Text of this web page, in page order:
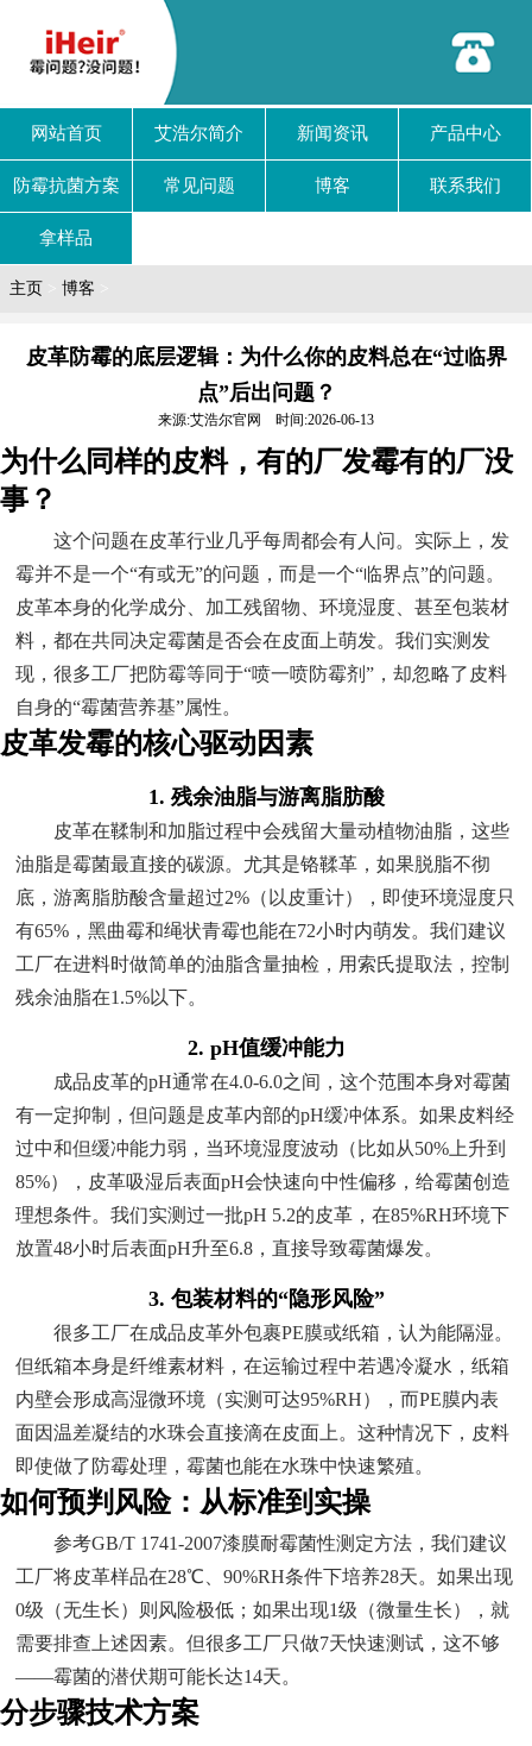
网站首页 艾浩尔简介 新闻资讯 产品中心
防霉抗菌方案 常见问题 博客 联系我们
拿样品
主页 博客
皮革防霉的底层逻辑：为什么你的皮料总在“过临界
点”后出问题？
来源:艾浩尔官网 时间:2026-06-13
为什么同样的皮料，有的厂发霉有的厂没
事？
这个问题在皮革行业几乎每周都会有人问。实际上，发
霉并不是一个“有或无”的问题，而是一个“临界点”的问题。
皮革本身的化学成分、加工残留物、环境湿度、甚至包装材
料，都在共同决定霉菌是否会在皮面上萌发。我们实测发
现，很多工厂把防霉等同于“喷一喷防霉剂”，却忽略了皮料
自身的“霉菌营养基”属性。
皮革发霉的核心驱动因素
1. 残余油脂与游离脂肪酸
皮革在鞣制和加脂过程中会残留大量动植物油脂，这些
油脂是霉菌最直接的碳源。尤其是铬鞣革，如果脱脂不彻
底，游离脂肪酸含量超过2%（以皮重计），即使环境湿度只
有65%，黑曲霉和绳状青霉也能在72小时内萌发。我们建议
工厂在进料时做简单的油脂含量抽检，用索氏提取法，控制
残余油脂在1.5%以下。
2. pH值缓冲能力
成品皮革的pH通常在4.0-6.0之间，这个范围本身对霉菌
有一定抑制，但问题是皮革内部的pH缓冲体系。如果皮料经
过中和但缓冲能力弱，当环境湿度波动（比如从50%上升到
85%），皮革吸湿后表面pH会快速向中性偏移，给霉菌创造
理想条件。我们实测过一批pH 5.2的皮革，在85%RH环境下
放置48小时后表面pH升至6.8，直接导致霉菌爆发。
3. 包装材料的“隐形风险”
很多工厂在成品皮革外包裹PE膜或纸箱，认为能隔湿。
但纸箱本身是纤维素材料，在运输过程中若遇冷凝水，纸箱
内壁会形成高湿微环境（实测可达95%RH），而PE膜内表
面因温差凝结的水珠会直接滴在皮面上。这种情况下，皮料
即使做了防霉处理，霉菌也能在水珠中快速繁殖。
如何预判风险：从标准到实操
参考GB/T 1741-2007漆膜耐霉菌性测定方法，我们建议
工厂将皮革样品在28℃、90%RH条件下培养28天。如果出现
0级（无生长）则风险极低；如果出现1级（微量生长），就
需要排查上述因素。但很多工厂只做7天快速测试，这不够
——霉菌的潜伏期可能长达14天。
分步骤技术方案